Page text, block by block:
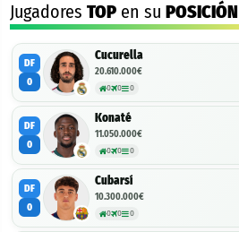
Jugadores TOP en su POSICIÓN
DF
0
Cucurella
20.610.000€
0 0 0
DF
0
Konaté
11.050.000€
0 0 0
DF
0
Cubarsí
10.300.000€
0 0 0